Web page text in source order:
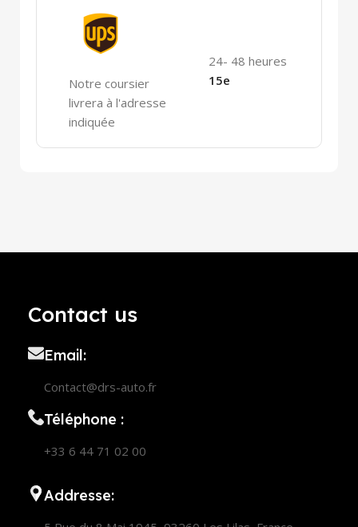
Notre coursier
livrera à l'adresse
indiquée
24- 48 heures
15e
Contact us
Email:
Contact@drs-auto.fr
Téléphone :
+33 6 44 71 02 00
Addresse: